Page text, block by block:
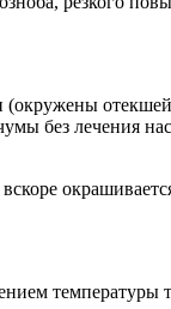
без лечения
температуры